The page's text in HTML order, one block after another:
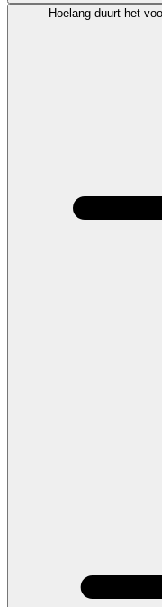
Hoelang duurt het